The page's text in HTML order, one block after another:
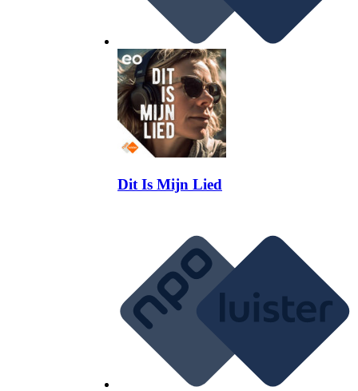
Dit Is Mijn Lied